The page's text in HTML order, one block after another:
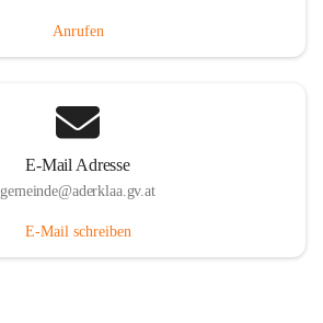
Anrufen
E-Mail Adresse
gemeinde@aderklaa.gv.at
E-Mail schreiben